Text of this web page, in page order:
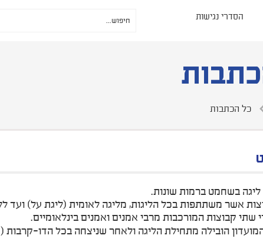
הסדרי נגישות
כל הכתבות
ליגה בשחמט ברמות שונות.
קבוצות המורכבות מרבי אמנים ואמנים בינלאומיים.
הובילה מתחילת הליגה ולאחר שניצחה בכל הדו-קרבות (11 במספר),